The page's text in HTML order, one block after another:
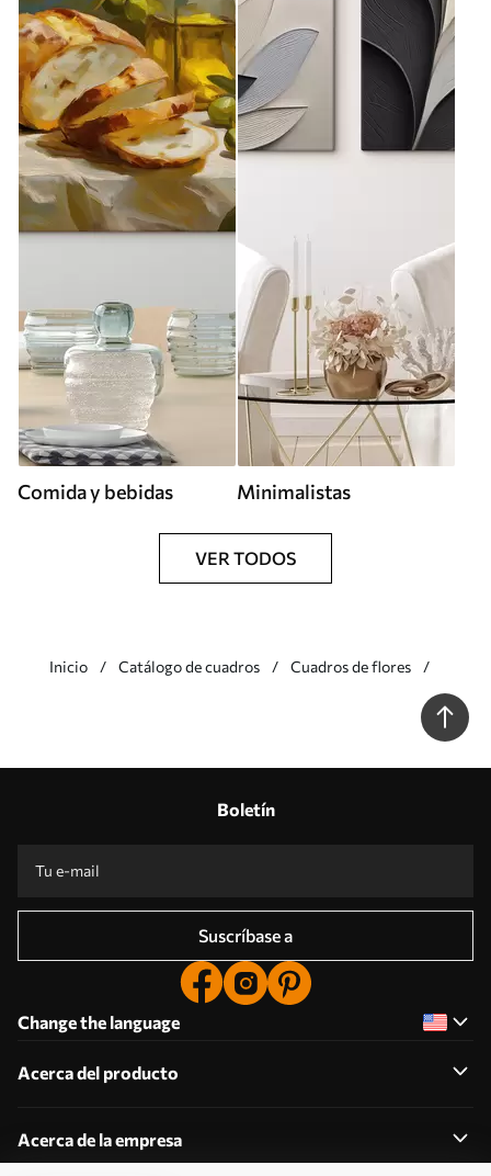
Comida y bebidas Minimalistas
VER TODOS
Inicio Catálogo de cuadros Cuadros de flores
Boletín
Suscríbase a
Change the language
Acerca del producto
Acerca de la empresa